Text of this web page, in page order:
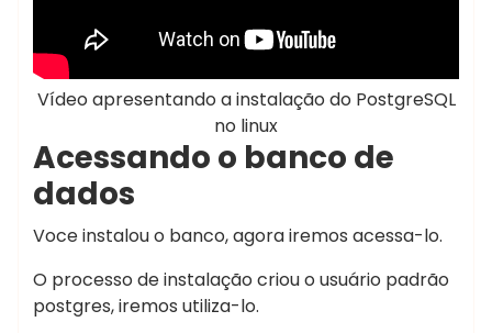
Vídeo apresentando a instalação do PostgreSQL
no linux
Acessando o banco de
dados
Voce instalou o banco, agora iremos acessa-lo.
O processo de instalação criou o usuário padrão
postgres, iremos utiliza-lo.